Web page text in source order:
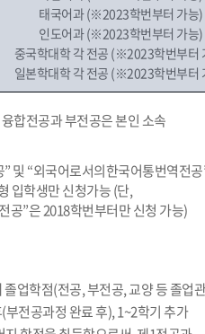
태국어과 (※2023학번부터 가능)
인도어과 (※2023학번부터 가능)
중국학대학 각 전공 (※2023학번부터
일본학대학 각 전공 (※2023학번부터
합전공과 부전공은 본인 소속
및 “외국어로서의한국어통번역전
입학생만 신청가능 (단,
공”은 2018학번부터만 신청 가능)
업학점(전공, 부전공, 교양 등 졸업
전공과정 완료 후), 1~2학기 추가